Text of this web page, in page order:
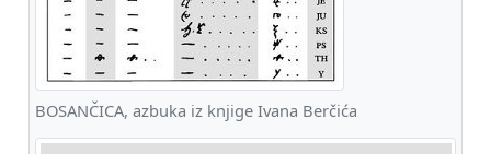
BOSANČICA, azbuka iz knjige Ivana Berčića